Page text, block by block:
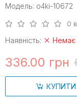
Модель: o4ki-10672
0
Наявність: Немає
336.00 грн
КУПИТИ